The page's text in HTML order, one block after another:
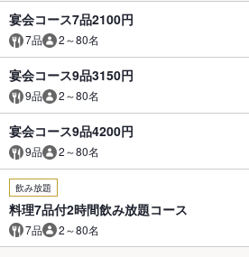
宴会コース7品2100円
7品 2～80名
宴会コース9品3150円
9品 2～80名
宴会コース9品4200円
9品 2～80名
飲み放題
料理7品付2時間飲み放題コース
7品 2～80名